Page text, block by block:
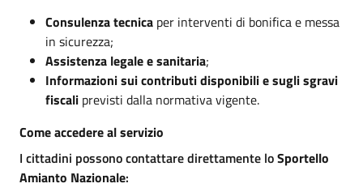
Consulenza tecnica per interventi di bonifica e messa
in sicurezza;
Assistenza legale e sanitaria;
Informazioni sui contributi disponibili e sugli sgravi
fiscali previsti dalla normativa vigente.
Come accedere al servizio
I cittadini possono contattare direttamente loSportello
Amianto Nazionale: